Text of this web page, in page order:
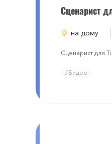
Сценарист
на дому
Сценарист для
#Видео